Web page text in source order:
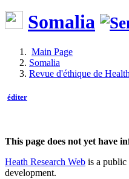
Somalia
Main Page
Somalia
Revue d'éthique de
éditer
This page does not yet have
Heath Research Web is a public
development.